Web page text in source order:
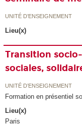
UNITÉ D’ENSEIGNEMENT
Lieu(x)
Transition
sociales,
UNITÉ D’ENSEIGNEMENT
Formation en présentiel
Lieu(x)
Paris